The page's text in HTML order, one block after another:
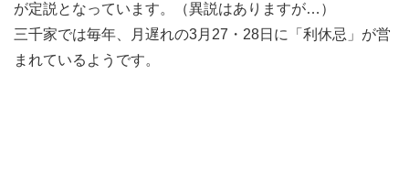
が定説となっています。（異説はありますが…）
三千家では毎年、月遅れの3月27・28日に「利休忌」が営
まれているようです。